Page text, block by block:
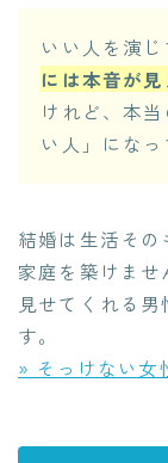
いい人を演じ
には本音が
けれど、本
い人」になっ
結婚は生活そ
家庭を築けま
見せてくれる
す。
» そっけない女